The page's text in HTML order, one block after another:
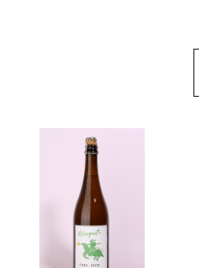
Producten